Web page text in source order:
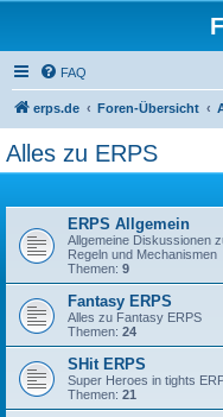
FAQ
erps.de Foren-Übersicht
Alles zu ERPS
ERPS Allgemein
Allgemeine Diskussionen
Regeln und Mechanismen
Themen: 9
Fantasy ERPS
Alles zu Fantasy ERPS
Themen: 24
SHit ERPS
Super Heroes in tights
Themen: 21